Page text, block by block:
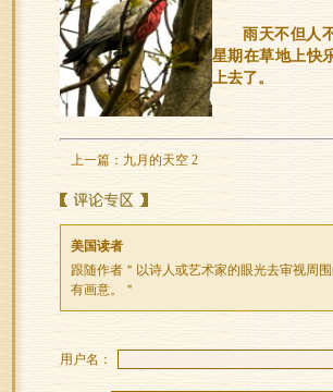
雨天不但人
星期在草地上快
上去了。
上一篇： 九月的天空 2
美国读者
跟随作者＂以诗人或艺术家的眼光去审视周
有画意。＂
用户名：